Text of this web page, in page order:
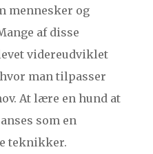
mennesker og
af disse
videreudviklet
man tilpasser
At lære en hund at
som en
teknikker.